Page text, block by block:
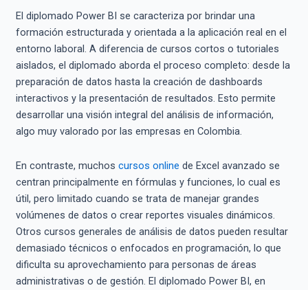
El diplomado Power BI se caracteriza por brindar una
formación estructurada y orientada a la aplicación real en el
entorno laboral. A diferencia de cursos cortos o tutoriales
aislados, el diplomado aborda el proceso completo: desde la
preparación de datos hasta la creación de dashboards
interactivos y la presentación de resultados. Esto permite
desarrollar una visión integral del análisis de información,
algo muy valorado por las empresas en Colombia.
En contraste, muchos cursos online de Excel avanzado se
centran principalmente en fórmulas y funciones, lo cual es
útil, pero limitado cuando se trata de manejar grandes
volúmenes de datos o crear reportes visuales dinámicos.
Otros cursos generales de análisis de datos pueden resultar
demasiado técnicos o enfocados en programación, lo que
dificulta su aprovechamiento para personas de áreas
administrativas o de gestión. El diplomado Power BI, en